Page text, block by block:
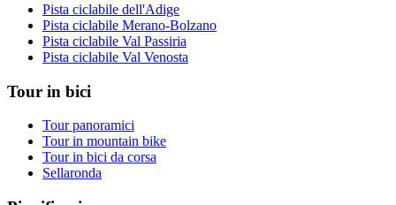
Pista ciclabile dell'Adige
Pista ciclabile Merano-Bolzano
Pista ciclabile Val Passiria
Pista ciclabile Val Venosta
Tour in bici
Tour panoramici
Tour in mountain bike
Tour in bici da corsa
Sellaronda